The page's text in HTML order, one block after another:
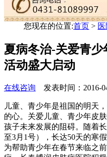
您现在的位置:首页 >
夏病冬治-关爱青
活动盛大启动
在线咨询 发表时间：2016-
儿童、青少年是祖国的明天
的心。关爱儿童、青少年皮
孩子未来发展的阻碍。随着
至3月1号），长达50天的寒
为帮助青少年在春节来临之